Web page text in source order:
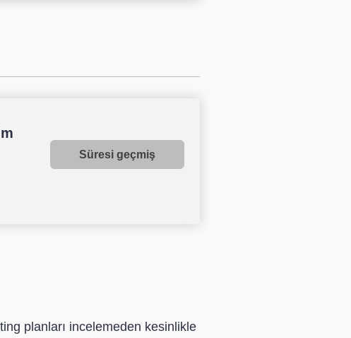
Süresi geçmiş
planları incelemeden kesinlikle